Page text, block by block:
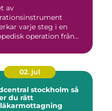
av
varje steg i en
operation från
02. jul
stockholm så
du rätt